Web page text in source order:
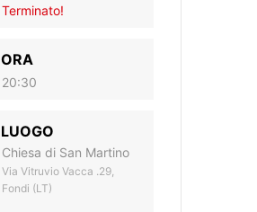
Terminato!
ORA
20:30
LUOGO
Chiesa di San Martino
Via Vitruvio Vacca .29,
Fondi (LT)